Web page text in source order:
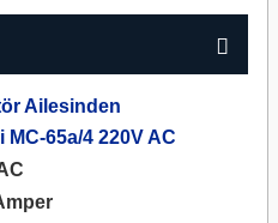
Ailesinden
MC-65a/4 220V AC